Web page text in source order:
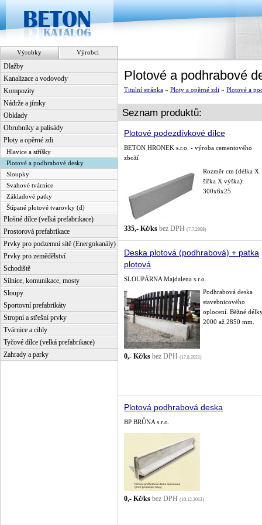
Výrobky Výrobci
Dlažby
Kanalizace a vodovody
Kompozity
Nádrže a jímky
Obklady
Obrubníky a palisády
Ploty a opěrné zdi
Hlavice a stříšky
Plotové a podhrabové desky
Sloupky
Svahové tvárnice
Základové patky
Štípané plotové tvarovky (d)
Plošné dílce (velká prefabrikace)
Prostorová prefabrikace
Prvky pro podzemní sítě (Energokanály)
Prvky pro zemědělství
Schodiště
Silnice, komunikace, mosty
Sloupy
Sportovní prefabrikáty
Stropní a střešní prvky
Tvárnice a cihly
Tyčové dílce (velká prefabrikace)
Zahrady a parky
Plotové a podhrabové
Titulní stránka » Ploty a opěrné zdi » Plotové a
Seznam produktů:
Plotové podezdívkové dílce
BETON HRONEK s.r.o. - výroba cementového
zboží
Rozměr cm (délka X
šířka X výška):
300x6x25
335,- Kč/ks bez DPH (7.7.2008)
Deska plotová (podhrabová) + patka
plotová
SLOUPÁRNA Majdalena s.r.o.
Podhrabová deska
stavebnicového
oplocení. Běžné
2000 až 2850 mm.
0,- Kč/ks bez DPH (17.8.2021)
Plotová podhrabová deska
BP BRŮNA s.r.o.
0,- Kč/ks bez DPH (10.12.2012)